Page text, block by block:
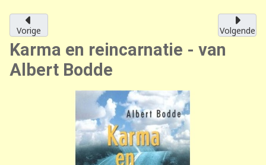
Vorige Volgende
Karma en reincarnatie - van
Albert Bodde